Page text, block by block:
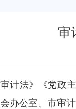
审
计法》《党政
办公室、市审